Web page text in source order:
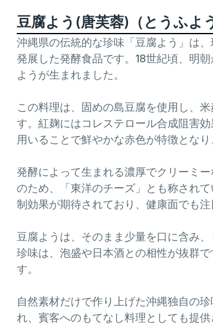
豆腐よう(唐芙蓉)（とうふよ
沖縄県の伝統的な珍味「豆腐よう」は
発展した発酵食品です。​18世紀頃、明
ようが生まれました。
この料理は、固めの島豆腐を使用し、
す。紅麹にはコレステロール合成阻害
用いることで鮮やかな赤色が特徴とな
発酵によって生まれる濃厚でクリーミ
のため、「東洋のチーズ」とも称され
制効果が期待されており、健康面でも注
豆腐ようは、そのまま少量を口に含み
珍味は、泡盛や日本酒との相性が抜群
す。 ​
自然素材だけで作り上げた沖縄独自の
れ、賓客へのもてなし料理としても提